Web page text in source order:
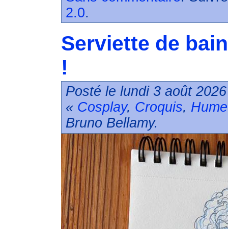
2.0.
Serviette de
!
Posté le lundi 3 août
« Cosplay, Croquis,
Bruno Bellamy.